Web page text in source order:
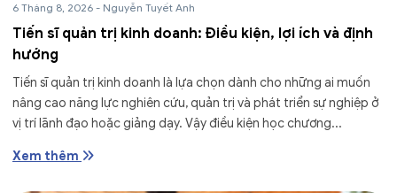
6 Tháng 8, 2026 - Nguyễn Tuyết Anh
Tiến sĩ quản trị kinh doanh: Điều kiện, lợi ích và định
hướng
Tiến sĩ quản trị kinh doanh là lựa chọn dành cho những ai muốn
nâng cao năng lực nghiên cứu, quản trị và phát triển sự nghiệp ở
vị trí lãnh đạo hoặc giảng dạy. Vậy điều kiện học chương...
Xem thêm